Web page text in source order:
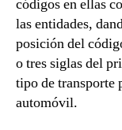
códigos en ellas
las entidades,
posición del
o tres siglas del
tipo de transporte
automóvil.